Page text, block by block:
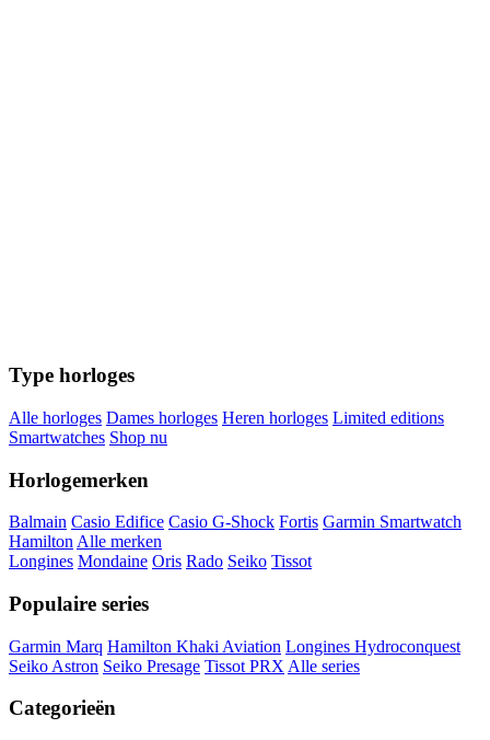
Type horloges
Alle horloges Dames horloges Heren horloges Limited editions
Smartwatches Shop nu
Horlogemerken
Balmain Casio Edifice Casio G-Shock Fortis Garmin Smartwatch
Hamilton Alle merken
Longines Mondaine Oris Rado Seiko Tissot
Populaire series
Garmin Marq Hamilton Khaki Aviation Longines Hydroconquest
Seiko Astron Seiko Presage Tissot PRX Alle series
Categorieën